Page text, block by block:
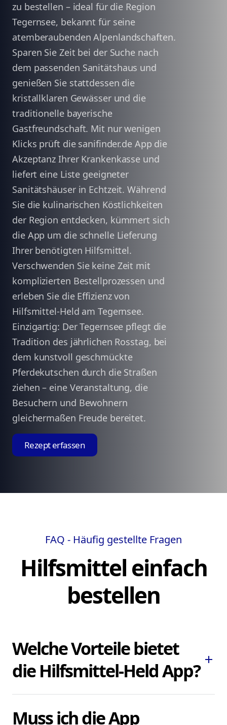
zu bestellen – ideal für die Region
Tegernsee, bekannt für seine
atemberaubenden Alpenlandschaften.
Sparen Sie Zeit bei der Suche nach
dem passenden Sanitätshaus und
genießen Sie stattdessen die
kristallklaren Gewässer und die
traditionelle bayerische
Gastfreundschaft. Mit nur wenigen
Klicks prüft die sanifinder.de App die
Akzeptanz Ihrer Krankenkasse und
liefert eine Liste geeigneter
Sanitätshäuser in Echtzeit. Während
Sie die kulinarischen Köstlichkeiten
der Region entdecken, kümmert sich
die App um die schnelle Lieferung
Ihrer benötigten Hilfsmittel.
Verschwenden Sie keine Zeit mit
komplizierten Bestellprozessen und
erleben Sie die Effizienz von
Hilfsmittel-Held am Tegernsee.
Einzigartig: Der Tegernsee pflegt die
Tradition des jährlichen Rosstag, bei
dem kunstvoll geschmückte
Pferdekutschen durch die Straßen
ziehen – eine Veranstaltung, die
Besuchern und Bewohnern
gleichermaßen Freude bereitet.
Rezept erfassen
FAQ - Häufig gestellte Fragen
Hilfsmittel einfach
bestellen
Welche Vorteile bietet
die Hilfsmittel-Held App? add
Ihnen, dringend benötigte Pflegehilfsmittel
Muss ich die App